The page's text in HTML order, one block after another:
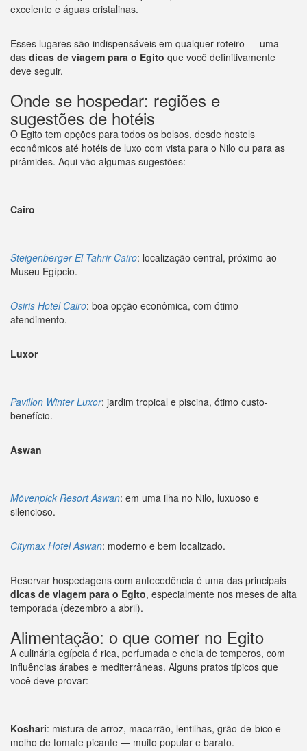
excelente e águas cristalinas.
Esses lugares são indispensáveis em qualquer roteiro — uma
das dicas de viagem para o Egito que você definitivamente
deve seguir.
Onde se hospedar: regiões e
sugestões de hotéis
O Egito tem opções para todos os bolsos, desde hostels
econômicos até hotéis de luxo com vista para o Nilo ou para as
pirâmides. Aqui vão algumas sugestões:
Cairo
Steigenberger El Tahrir Cairo: localização central, próximo ao
Museu Egípcio.
Osiris Hotel Cairo: boa opção econômica, com ótimo
atendimento.
Luxor
Pavillon Winter Luxor: jardim tropical e piscina, ótimo custo-
benefício.
Aswan
Mövenpick Resort Aswan: em uma ilha no Nilo, luxuoso e
silencioso.
Citymax Hotel Aswan: moderno e bem localizado.
Reservar hospedagens com antecedência é uma das principais
dicas de viagem para o Egito, especialmente nos meses de alta
temporada (dezembro a abril).
Alimentação: o que comer no Egito
A culinária egípcia é rica, perfumada e cheia de temperos, com
influências árabes e mediterrâneas. Alguns pratos típicos que
você deve provar:
Koshari: mistura de arroz, macarrão, lentilhas, grão-de-bico e
molho de tomate picante — muito popular e barato.